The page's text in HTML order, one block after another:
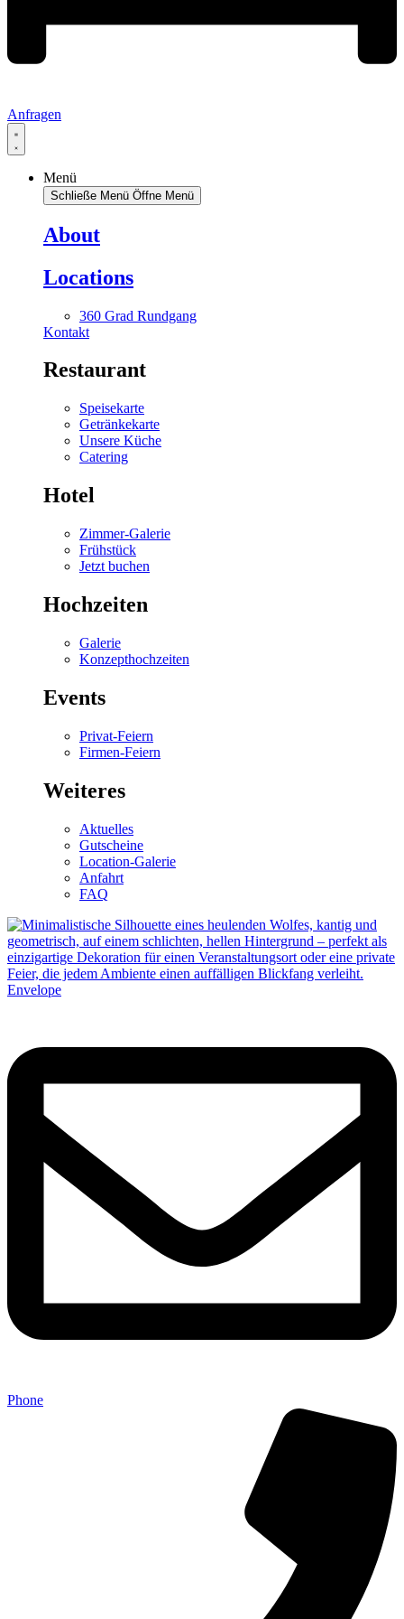
Anfragen
Menü
Schließe Menü Öffne Menü
About
Locations
360 Grad Rundgang
Kontakt
Restaurant
Speisekarte
Getränkekarte
Unsere Küche
Catering
Hotel
Zimmer-Galerie
Frühstück
Jetzt buchen
Hochzeiten
Galerie
Konzepthochzeiten
Events
Privat-Feiern
Firmen-Feiern
Weiteres
Aktuelles
Gutscheine
Location-Galerie
Anfahrt
FAQ
Envelope
Phone